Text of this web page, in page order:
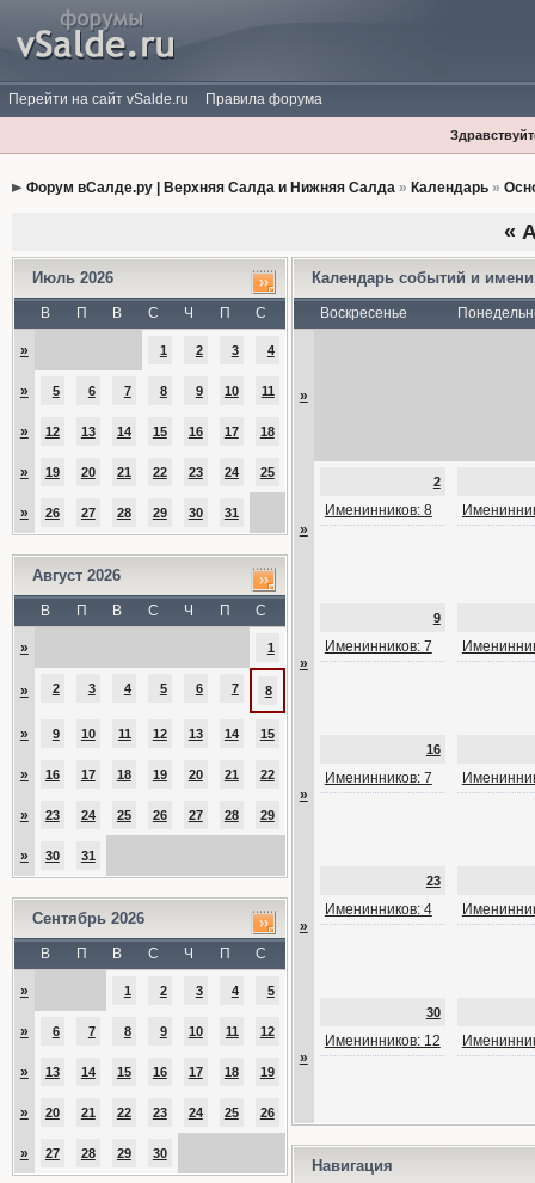
Перейти на сайт vSalde.ru Правила форума
Форум вСалде.ру | Верхняя Салда и Нижняя Салда» Календарь»
«
Июль 2026
В П В С Ч П С
» 1 2 3 4
» 5 6 7 8 9 10 11
» 12 13 14 15 16 17 18
» 19 20 21 22 23 24 25
» 26 27 28 29 30 31
Август 2026
В П В С Ч П С
» 1
» 2 3 4 5 6 7 8
» 9 10 11 12 13 14 15
» 16 17 18 19 20 21 22
» 23 24 25 26 27 28 29
» 30 31
Сентябрь 2026
В П В С Ч П С
» 1 2 3 4 5
» 6 7 8 9 10 11 12
» 13 14 15 16 17 18 19
» 20 21 22 23 24 25 26
» 27 28 29 30
Календарь событий и
Воскресенье
»
»
2
Именинников: 8
»
9
Именинников: 7
»
16
Именинников: 7
»
23
Именинников: 4
»
30
Именинников: 12
Навигация